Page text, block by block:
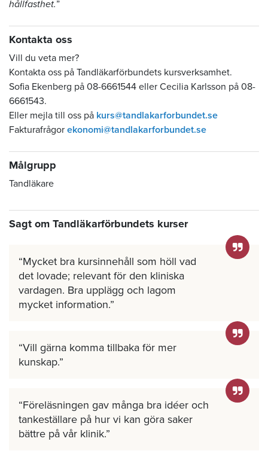
hållfasthet.”
Kontakta oss
Vill du veta mer?
Kontakta oss på Tandläkarförbundets kursverksamhet.
Sofia Ekenberg på 08-6661544 eller Cecilia Karlsson på 08-
6661543.
Eller mejla till oss på kurs@tandlakarforbundet.se
Fakturafrågor ekonomi@tandlakarforbundet.se
Målgrupp
Tandläkare
Sagt om Tandläkarförbundets kurser
Mycket bra kursinnehåll som höll vad
det lovade; relevant för den kliniska
vardagen. Bra upplägg och lagom
mycket information.
Vill gärna komma tillbaka för mer
kunskap.
Föreläsningen gav många bra idéer och
tankeställare på hur vi kan göra saker
bättre på vår klinik.